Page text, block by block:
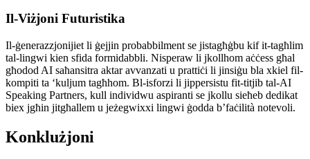
Il-Viżjoni Futuristika
Il-ġenerazzjonijiet li ġejjin probabbilment se jistagħġbu kif it-tagħlim
tal-lingwi kien sfida formidabbli. Nisperaw li jkollhom aċċess għal
għodod AI saħansitra aktar avvanzati u prattiċi li jinsiġu bla xkiel fil-
kompiti ta ‘kuljum tagħhom. Bl-isforzi li jippersistu fit-titjib tal-AI
Speaking Partners, kull individwu aspiranti se jkollu sieħeb dedikat
biex jgħin jitgħallem u jeżegwixxi lingwi ġodda b’faċilità notevoli.
Konklużjoni